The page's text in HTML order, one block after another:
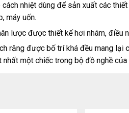
nhiệt dùng để sản xuất các
máy uốn.
lược được thiết kế hơi nhám,
răng được bố trí khá đều mang
một chiếc trong bộ đồ nghề của